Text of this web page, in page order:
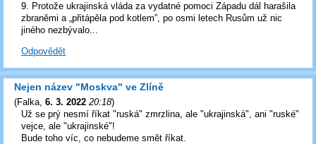
9. Protože ukrajinská vláda za vydatné pomoci Západu dál harašila
zbraněmi a „přitápěla pod kotlem”, po osmi letech Rusům už nic
jiného nezbývalo...
Odpovědět
Nejen název "Moskva" ve Zlíně
(Falka 6. 3. 2022 20:18)
Už se prý nesmí říkat "ruská" zmrzlina, ale "ukrajinská", ani "ruské"
vejce, ale "ukrajinské"!
Bude toho víc, co nebudeme smět říkat.